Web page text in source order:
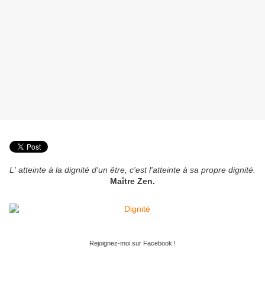
L' atteinte à la dignité d'un être, c'est l'atteinte à sa propre dignité.
Maître Zen.
Rejoignez-moi sur Facebook !